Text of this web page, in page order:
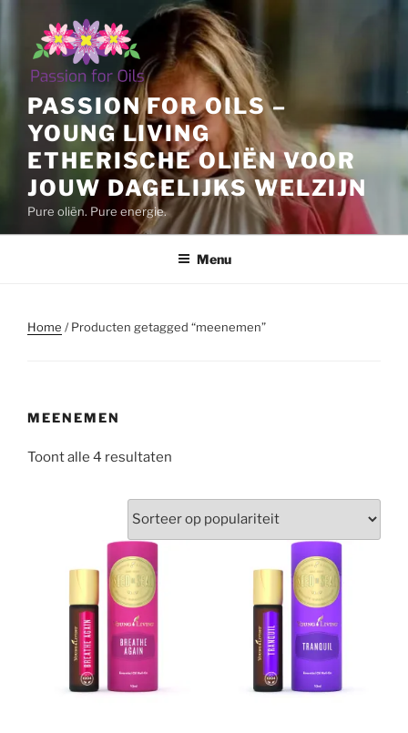
inhoud
PASSION FOR OILS –
YOUNG LIVING
ETHERISCHE OLIËN VOOR
JOUW DAGELIJKS WELZIJN
Pure oliën. Pure energie.
Menu
Home / Producten getagged “meenemen”
MEENEMEN
Toont alle 4 resultaten
populariteit